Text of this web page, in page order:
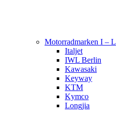
Motorradmarken I – L
Italjet
IWL Berlin
Kawasaki
Keyway
KTM
Kymco
Longjia